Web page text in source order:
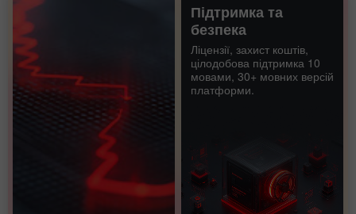
Підтримка та
безпека
Ліцензії, захист коштів,
цілодобова підтримка 10
мовами, 30+ мовних версій
платформи.